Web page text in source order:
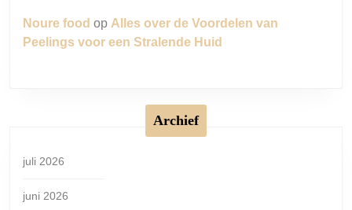
Noure food op Alles over de Voordelen van
Peelings voor een Stralende Huid
Archief
juli 2026
juni 2026